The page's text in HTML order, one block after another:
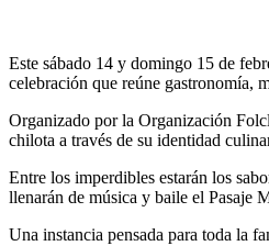
Este sábado 14 y domingo 15 de
celebración que reúne gastronomía,
Organizado por la Organización
chilota a través de su identidad
Entre los imperdibles estarán los
llenarán de música y baile el Pasaje
Una instancia pensada para toda la